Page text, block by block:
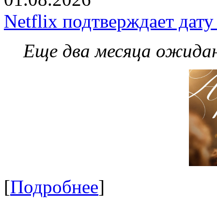
Netflix подтверждает
Еще два месяца
[Подробнее]